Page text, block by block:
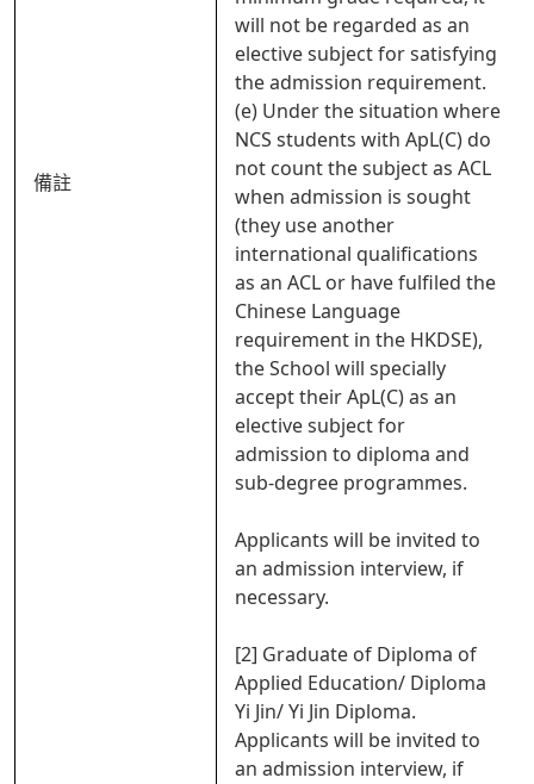
備註
will not be regarded as an
elective subject for satisfying
the admission requirement.
(e) Under the situation where
NCS students with ApL(C) do
not count the subject as ACL
when admission is sought
(they use another
international qualifications
as an ACL or have fulfiled the
Chinese Language
requirement in the HKDSE),
the School will specially
accept their ApL(C) as an
elective subject for
admission to diploma and
sub-degree programmes.
Applicants will be invited to
an admission interview, if
necessary.
[2] Graduate of Diploma of
Applied Education/ Diploma
Yi Jin/ Yi Jin Diploma.
Applicants will be invited to
an admission interview, if